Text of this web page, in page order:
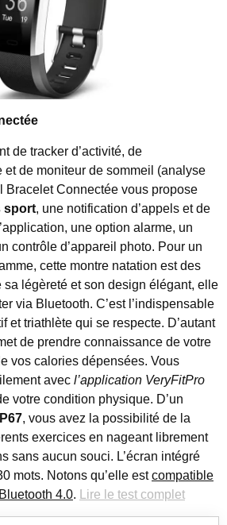
de tracker d’activité, de
et de moniteur de sommeil (analyse
Bracelet Connectée vous propose
sport, une notification d’appels et de
une option alarme, un
contrôle d’appareil photo. Pour un
cette montre natation est des
sa légèreté et son design élégant, elle
via Bluetooth. C’est l’indispensable
et triathlète qui se respecte. D’autant
de prendre connaissance de votre
vos calories dépensées. Vous
avec l’application VeryFitPro
votre condition physique. D’un
, vous avez la possibilité de la
exercices en nageant librement
sans aucun souci. L’écran intégré
mots. Notons qu’elle estcompatible
4.0. Lire le test complet